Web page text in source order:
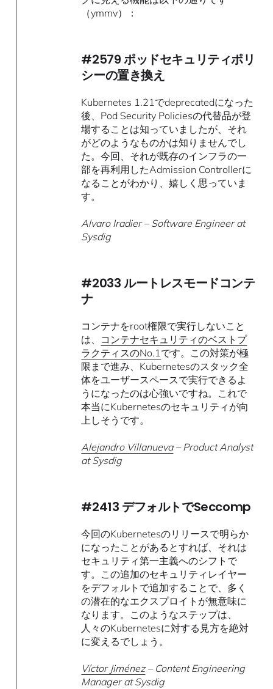
（ymmv）：
#2579 ポッドセキュリティポリ
シーの置き換え
Kubernetes 1.21でdeprecatedになった
後、Pod Security Policiesの代替品が登
場することは知っていましたが、それ
がどのようなものかは知りませんでし
た。今回、それが既存のインフラの一
部を再利用したAdmission Controllerに
なることがわかり、嬉しく思っていま
す。
Alvaro Iradier – Software Engineer at
Sysdig
#2033 ルートレスモードコンテ
ナ
コンテナをroot権限で実行しないこと
は、 コンテナセキュリティのベストプ
ラクティスのNo.1です。この対策が極
限まで進み、Kubernetesのスタック全
体をユーザースペースで実行できるよ
うになったのは心強いですね。これで
本当にKubernetesのセキュリティが向
上しそうです。
Alejandro Villanueva– Product Analyst
at Sysdig
#2413 デフォルトでSeccomp
今回のKubernetesのリリースで明らか
になったことがあるとすれば、それは
セキュリティ第一主義へのシフトで
す。この追加のセキュリティレイヤー
をデフォルトで追加することで、多く
の潜在的なエクスプロイトが無意味に
なります。このようなステップは、
人々のKubernetesに対する見方を絶対
に変えるでしょう。
Víctor Jiménez– Content Engineering
Manager at Sysdig